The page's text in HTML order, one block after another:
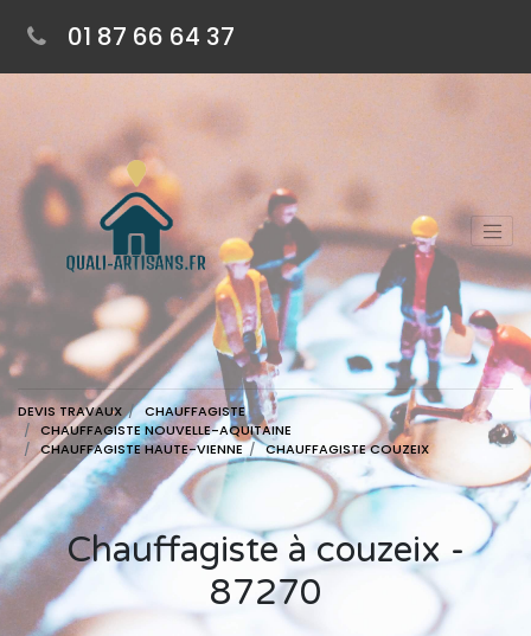
01 87 66 64 37
DEVIS TRAVAUX
CHAUFFAGISTE
CHAUFFAGISTE NOUVELLE-AQUITAINE
CHAUFFAGISTE HAUTE-VIENNE
CHAUFFAGISTE COUZEIX
Chauffagiste à couzeix -
87270